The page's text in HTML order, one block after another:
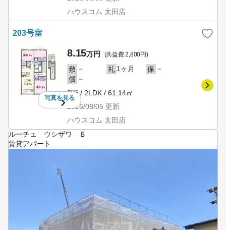
ハウスコム 太田店
203号室
写真を見る
8.15万円 (共益費 2,800円)
敷 － 礼 1ヶ月 保 －
償 －
2階 / 2LDK / 61.14㎡
2026/08/05 更新
ハウスコム 太田店
ルーチェ ウシザワ Ｂ
賃貸アパート